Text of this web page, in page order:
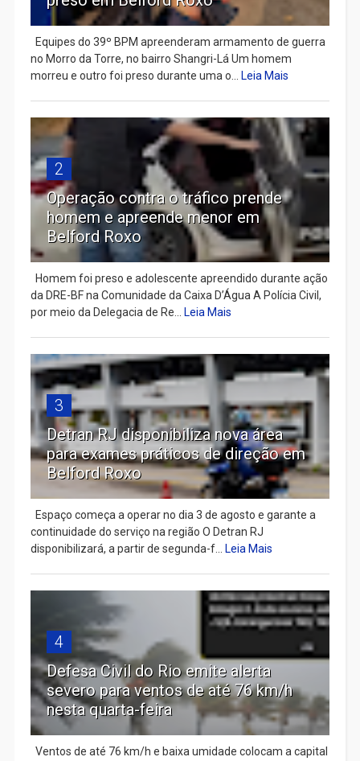
Equipes do 39º BPM apreenderam armamento de guerra
no Morro da Torre, no bairro Shangri-Lá Um homem
morreu e outro foi preso durante uma o... Leia Mais
2
Operação contra o tráfico prende
homem e apreende menor em
Belford Roxo
Homem foi preso e adolescente apreendido durante ação
da DRE-BF na Comunidade da Caixa D’Água A Polícia Civil,
por meio da Delegacia de Re... Leia Mais
3
Detran RJ disponibiliza nova área
para exames práticos de direção em
Belford Roxo
Espaço começa a operar no dia 3 de agosto e garante a
continuidade do serviço na região O Detran RJ
disponibilizará, a partir de segunda-f... Leia Mais
4
Defesa Civil do Rio emite alerta
severo para ventos de até 76 km/h
nesta quarta-feira
Ventos de até 76 km/h e baixa umidade colocam a capital